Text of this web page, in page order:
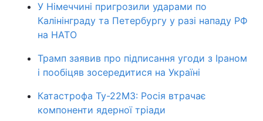
У Німеччині пригрозили ударами по
Калінінграду та Петербургу у разі нападу РФ
на НАТО
Трамп заявив про підписання угоди з Іраном
і пообіцяв зосередитися на Україні
Катастрофа Ту-22М3: Росія втрачає
компоненти ядерної тріади